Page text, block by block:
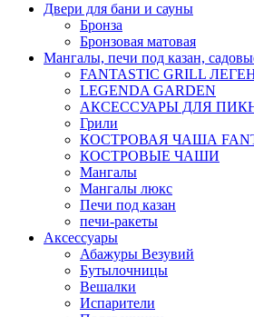
Двери для бани и сауны
Бронза
Бронзовая матовая
Мангалы, печи под казан,
FANTASTIC GRILL
LEGENDA GARDEN
АКСЕССУАРЫ ДЛЯ
Грили
КОСТРОВАЯ ЧАША
КОСТРОВЫЕ ЧАШИ
Мангалы
Мангалы люкс
Печи под казан
печи-ракеты
Аксессуары
Абажуры Везувий
Бутылочницы
Вешалки
Испарители